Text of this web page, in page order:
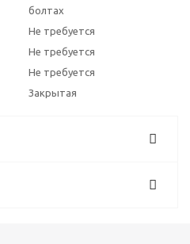
болтах
Не требуется
Не требуется
Не требуется
Закрытая